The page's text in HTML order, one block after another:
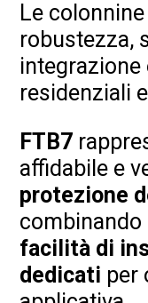
Le
robustezza,
residenziali
FTB7
affidabile e
protezione
combinando
facilità di
dedicati per